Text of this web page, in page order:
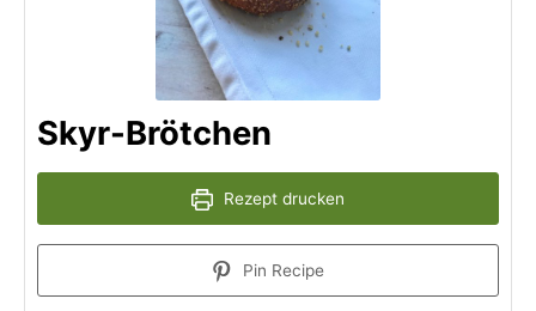
Skyr-Brötchen
Rezept drucken
Pin Recipe